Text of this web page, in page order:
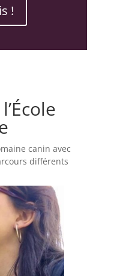
!
canin avec
différents